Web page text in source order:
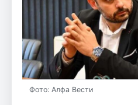
Фото: Алфа Вести